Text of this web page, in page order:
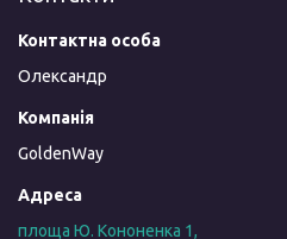
Олександр
GoldenWay
площа Ю. Кононенка 1,